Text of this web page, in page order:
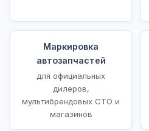
Маркировка
автозапчастей
для официальных
дилеров,
мультибрендовых СТО и
магазинов